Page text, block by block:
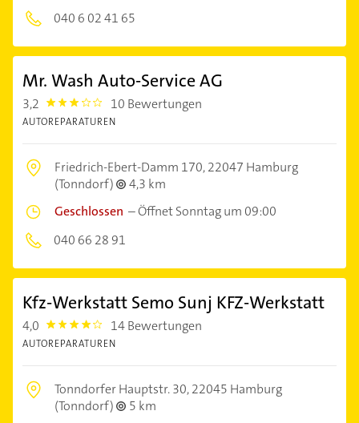
040 6 02 41 65
Mr. Wash Auto-Service AG
3,2 3.2 10 Bewertungen
AUTOREPARATUREN
Friedrich-Ebert-Damm 170,22047 Hamburg
(Tonndorf)
4,3 km
Geschlossen –Öffnet Sonntag um 09:00
040 66 28 91
Kfz-Werkstatt Semo Sunj KFZ-Werkstatt
4,0 4.0 14 Bewertungen
AUTOREPARATUREN
Tonndorfer Hauptstr. 30,22045 Hamburg
(Tonndorf)
5 km